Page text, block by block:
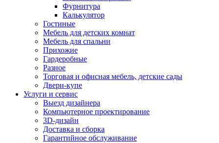
Фурнитура
Калькулятор
Гостиные
Мебель для детских комнат
Мебель для спальни
Прихожие
Гардеробные
Разное
Торговая и офисная мебель, детские сады
Двери-купе
Услуги и сервис
Выезд дизайнера
Компьютерное проектирование
3D-дизайн
Доставка и сборка
Гарантийное обслуживание